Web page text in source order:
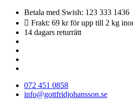
Betala med Swish: 123 333 1436
Frakt: 69 kr för upp till 2 kg
14 dagars returrätt
072 451 0858
info@gottfridjohansson.se